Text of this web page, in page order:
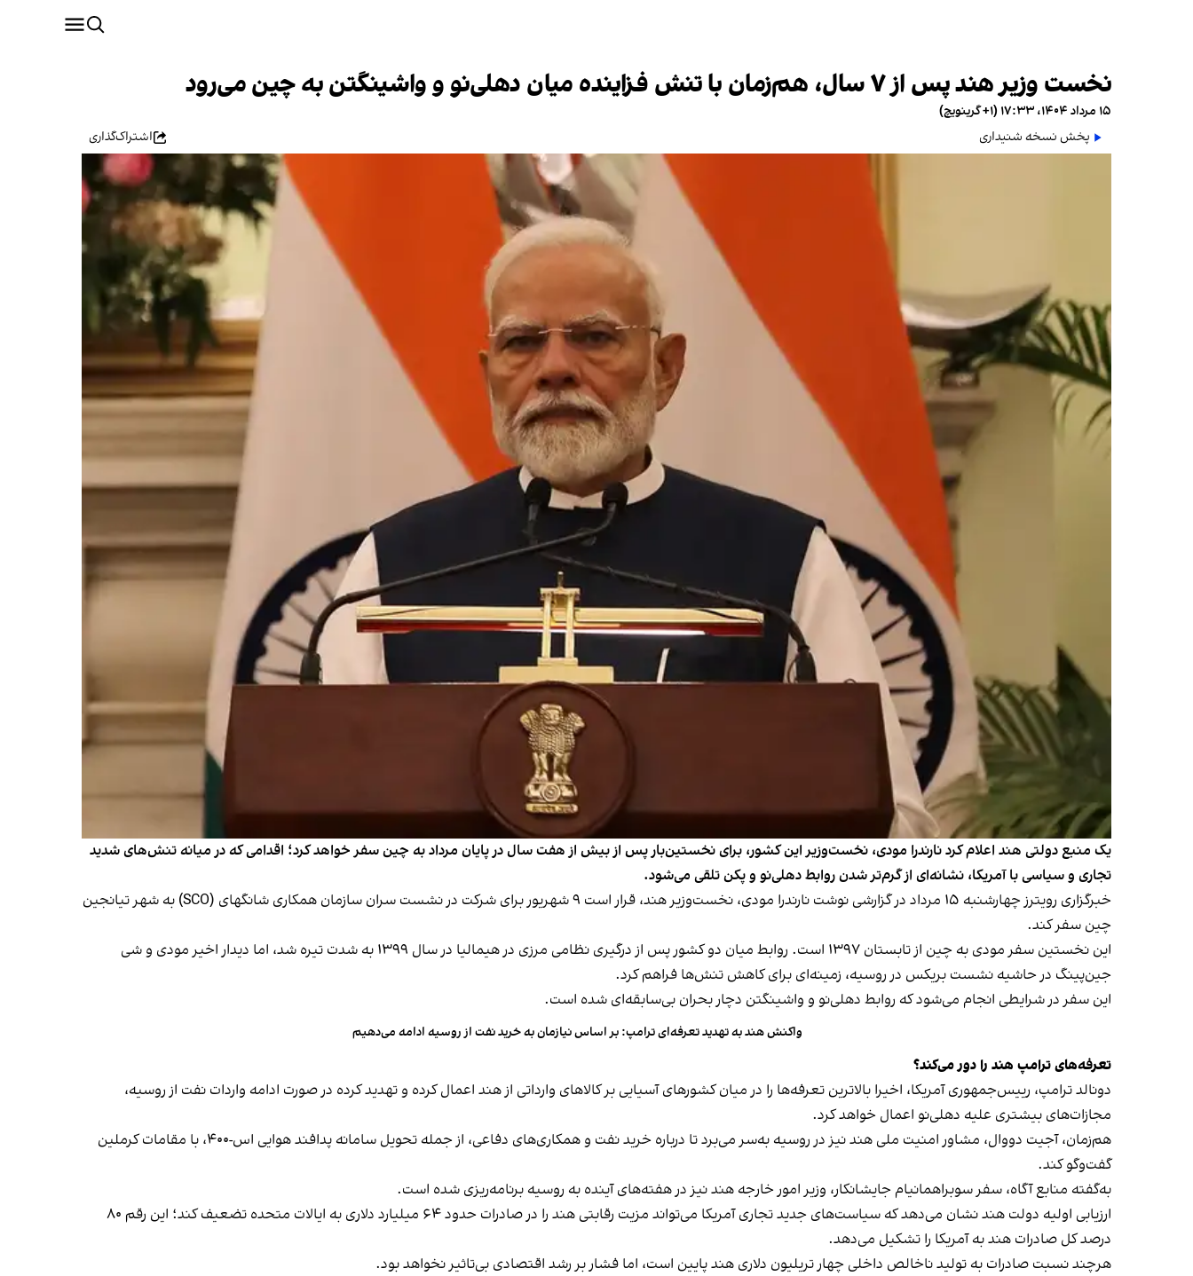
نخست وزیر هند پس از ۷ سال، هم‌زمان با تنش فزاینده میان دهلی‌نو و واشینگتن به چین می‌رود
۱۵ مرداد ۱۴۰۴، ۱۷:۳۳ (‎+۱ گرینویچ)
پخش نسخه شنیداری
اشتراک‌گذاری
یک منبع دولتی هند اعلام کرد نارندرا مودی، نخست‌وزیر این کشور، برای نخستین‌بار پس از بیش از هفت سال در پایان مرداد به چین سفر خواهد کرد؛ اقدامی که در میانه تنش‌های شدید
تجاری و سیاسی با آمریکا، نشانه‌ای از گرم‌تر شدن روابط دهلی‌نو و پکن تلقی می‌شود.
خبرگزاری رویترز چهارشنبه ۱۵ مرداد در گزارشی نوشت نارندرا مودی، نخست‌وزیر هند، قرار است ۹ شهریور برای شرکت در نشست سران سازمان همکاری شانگهای (SCO) به شهر تیانجین
چین سفر کند.
این نخستین سفر مودی به چین از تابستان ۱۳۹۷ است. روابط میان دو کشور پس از درگیری نظامی مرزی در هیمالیا در سال ۱۳۹۹ به شدت تیره شد، اما دیدار اخیر مودی و شی
جین‌پینگ در حاشیه نشست بریکس در روسیه، زمینه‌ای برای کاهش تنش‌ها فراهم کرد.
این سفر در شرایطی انجام می‌شود که روابط دهلی‌نو و واشینگتن دچار بحران بی‌سابقه‌ای شده است.
واکنش هند به تهدید تعرفه‌ای ترامپ: بر اساس نیازمان به خرید نفت از روسیه ادامه می‌دهیم
تعرفه‌های ترامپ هند را دور می‌کند؟
دونالد ترامپ، رییس‌جمهوری آمریکا، اخیرا بالاترین تعرفه‌ها را در میان کشورهای آسیایی بر کالاهای وارداتی از هند اعمال کرده و تهدید کرده در صورت ادامه واردات نفت از روسیه،
مجازات‌های بیشتری علیه دهلی‌نو اعمال خواهد کرد.
هم‌زمان، آجیت دووال، مشاور امنیت ملی هند نیز در روسیه به‌سر می‌برد تا درباره خرید نفت و همکاری‌های دفاعی، از جمله تحویل سامانه پدافند هوایی اس-۴۰۰، با مقامات کرملین
گفت‌وگو کند.
به‌گفته منابع آگاه، سفر سوبراهمانیام جایشانکار، وزیر امور خارجه هند نیز در هفته‌های آینده به روسیه برنامه‌ریزی شده است.
ارزیابی اولیه دولت هند نشان می‌دهد که سیاست‌های جدید تجاری آمریکا می‌تواند مزیت رقابتی هند را در صادرات حدود ۶۴ میلیارد دلاری به ایالات متحده تضعیف کند؛ این رقم ۸۰
درصد کل صادرات هند به آمریکا را تشکیل می‌دهد.
هرچند نسبت صادرات به تولید ناخالص داخلی چهار تریلیون دلاری هند پایین است، اما فشار بر رشد اقتصادی بی‌تاثیر نخواهد بود.